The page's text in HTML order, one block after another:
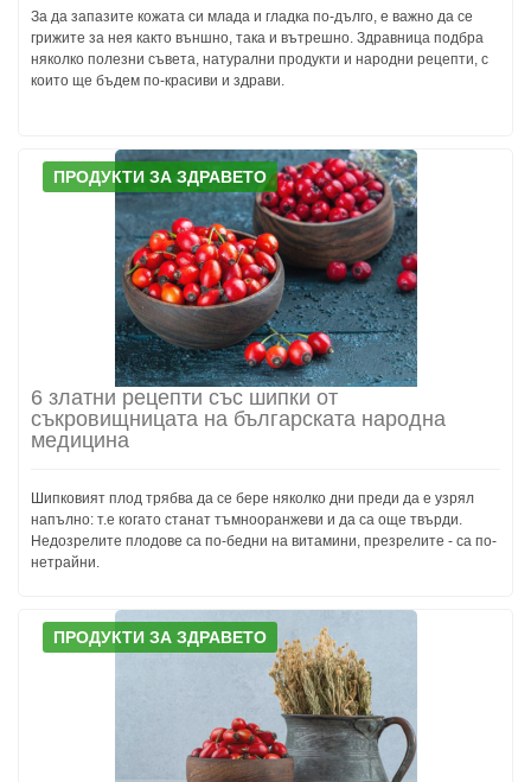
За да запазите кожата си млада и гладка по-дълго, е важно да се
грижите за нея както външно, така и вътрешно. Здравница подбра
няколко полезни съвета, натурални продукти и народни рецепти, с
които ще бъдем по-красиви и здрави.
ПРОДУКТИ ЗА ЗДРАВЕТО
6 златни рецепти със шипки от
съкровищницата на българската народна
медицина
Шипковият плод трябва да се бере няколко дни преди да е узрял
напълно: т.е когато станат тъмнооранжеви и да са още твърди.
Недозрелите плодове са по-бедни на витамини, презрелите - са по-
нетрайни.
ПРОДУКТИ ЗА ЗДРАВЕТО